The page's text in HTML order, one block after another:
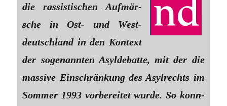
die ras­sis­ti­schen Auf­mär­
sche in Ost- und West­
deutsch­land in den Kon­text
der soge­nann­ten Asyl­de­bat­te, mit der die
mas­si­ve Ein­schrän­kung des Asyl­rechts im
Som­mer 1993 vor­be­rei­tet wurde. So konn­